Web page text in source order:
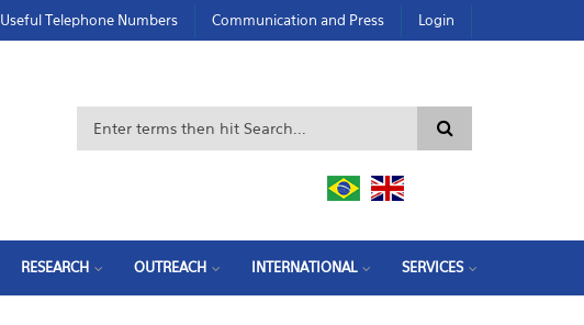
Useful Telephone Numbers Communication and Press Login
Search form
RESEARCH OUTREACH INTERNATIONAL SERVICES